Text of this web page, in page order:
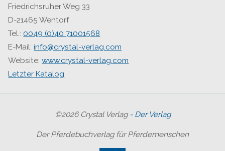
Friedrichsruher Weg 33
D-21465 Wentorf
Tel.: 0049 (0)40 71001568
E-Mail:info@crystal-verlag.com
Website:www.crystal-verlag.com
Letzter Katalog
©2026 Crystal Verlag - Der Verlag
Der Pferdebuchverlag für Pferdemenschen